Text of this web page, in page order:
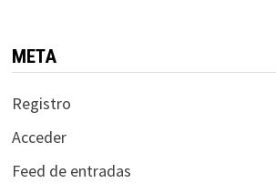
META
Registro
Acceder
Feed de entradas